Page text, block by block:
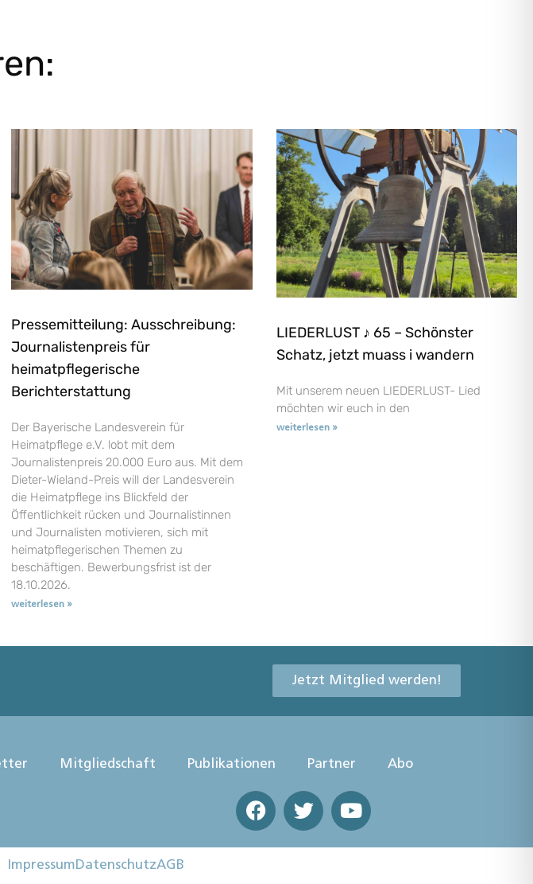
Pressemitteilung: Ausschreibung:
Journalistenpreis für
heimatpflegerische
Berichterstattung
Der Bayerische Landesverein für
Heimatpflege e.V. lobt mit dem
Journalistenpreis 20.000 Euro aus. Mit dem
Dieter-Wieland-Preis will der Landesverein
die Heimatpflege ins Blickfeld der
Öffentlichkeit rücken und Journalistinnen
und Journalisten motivieren, sich mit
heimatpflegerischen Themen zu
beschäftigen. Bewerbungsfrist ist der
18.10.2026.
weiterlesen »
LIEDERLUST ♪ 65 – Schönster
Schatz, jetzt muass i wandern
Mit unserem neuen LIEDERLUST- Lied
möchten wir euch in den
weiterlesen »
Jetzt Mitglied werden!
Mitgliedschaft Publikationen Partner Abo
ImpressumDatenschutzAGB